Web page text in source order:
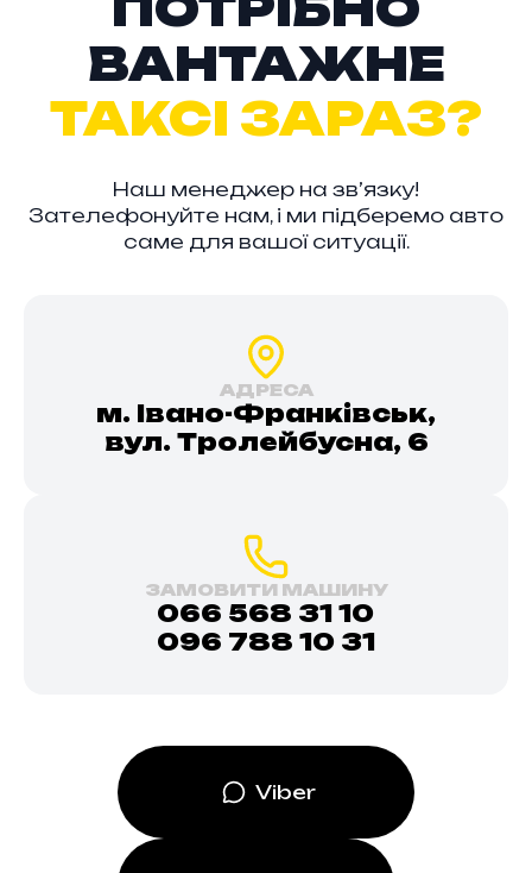
ВАНТАЖНЕ
ТАКСІ ЗАРАЗ?
Наш менеджер на зв’язку!
Зателефонуйте нам, і ми підберемо авто
саме для вашої ситуації.
АДРЕСА
м. Івано-Франківськ,
вул. Тролейбусна, 6
ЗАМОВИТИ МАШИНУ
066 568 31 10
096 788 10 31
Viber